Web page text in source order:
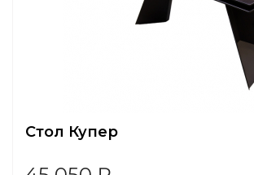
Стол Купер